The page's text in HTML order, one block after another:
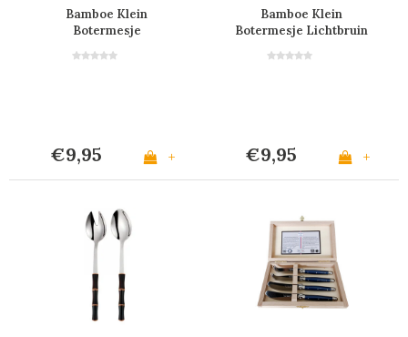
Bamboe Klein
Botermesje
€9,95 +
Bamboe Klein
Botermesje Lichtbruin
€9,95 +